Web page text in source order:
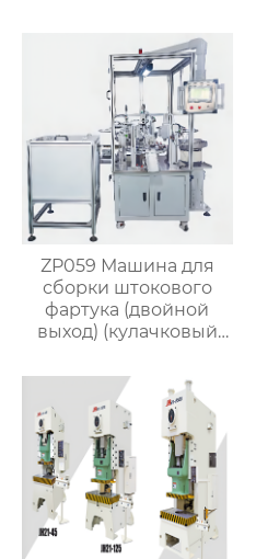
ZP059 Машина для
сборки штокового
фартука (двойной
выход) (кулачковый